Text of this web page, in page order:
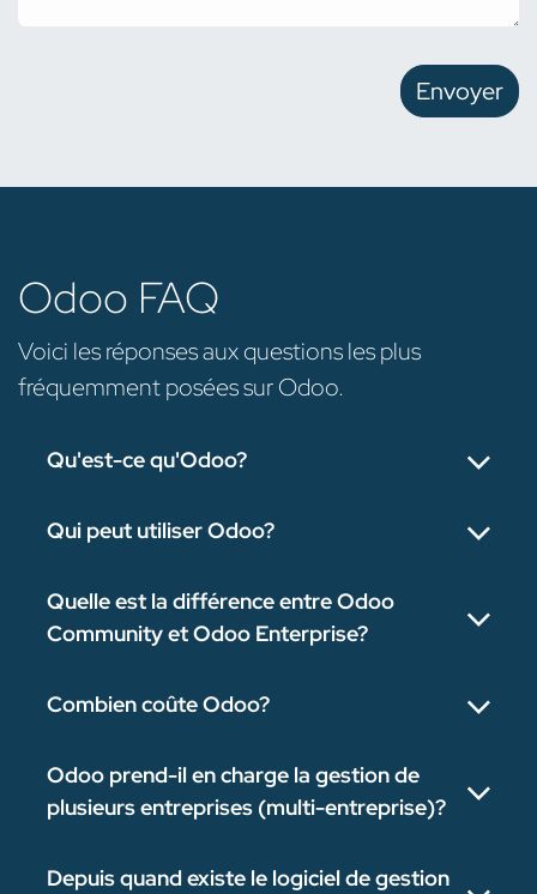
Envoyer
Odoo FAQ
Voici les réponses aux questions les plus
fréquemment posées sur Odoo.
Qu'est-ce qu'Odoo?
Qui peut utiliser Odoo?
Quelle est la différence entre Odoo
Community et Odoo Enterprise?
Combien coûte Odoo?
Odoo prend-il en charge la gestion de
plusieurs entreprises (multi-entreprise)?
Depuis quand existe le logiciel de gestion